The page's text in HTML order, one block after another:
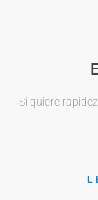
Si quiere